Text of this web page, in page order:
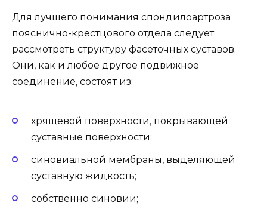
Для лучшего понимания спондилоартроза
пояснично-крестцового отдела следует
рассмотреть структуру фасеточных суставов.
Они, как и любое другое подвижное
соединение, состоят из:
хрящевой поверхности, покрывающей
суставные поверхности;
синовиальной мембраны, выделяющей
суставную жидкость;
собственно синовии;